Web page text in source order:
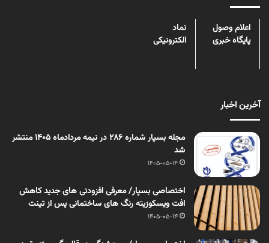
اعلام وصول
پایگاه خبری
نماد
الکترونیکی
آخرین اخبار
مجله بسپار شماره 286 در نیمه مردادماه 1405 منتشر
شد
1405-05-14
اختصاصی بسپار/ معرفی افزودنی های جدید کاهش
افت ویسکوزیته رنگ های ساختمانی پس از تینت
1405-05-14